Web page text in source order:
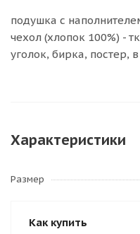
подушка с
чехол (хлопок 100%) -
уголок, бирка, постер,
Характеристики
Размер
Как купить